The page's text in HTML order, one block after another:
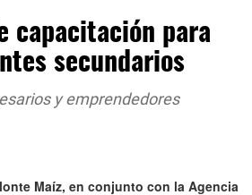
capacitación para
secundarios
y emprendedores
Maíz, en conjunto con la Agencia